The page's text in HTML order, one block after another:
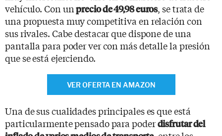
vehículo. Con unprecio de 49,98 euros, se trata de
una propuesta muy competitiva en relación con
sus rivales. Cabe destacar que dispone de una
pantalla para poder ver con más detalle la presión
que se está ejerciendo.
VER OFERTA EN AMAZON
Una de sus cualidades principales es que está
particularmente pensado para poderdisfrutar del